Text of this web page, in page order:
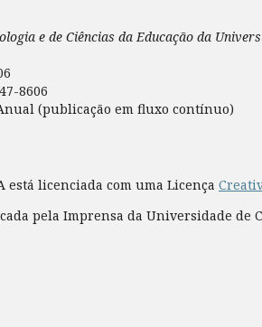
e de Ciências da Educação da
8606
(publicação em fluxo contínuo)
está licenciada com uma Licença
pela Imprensa da Universidade de